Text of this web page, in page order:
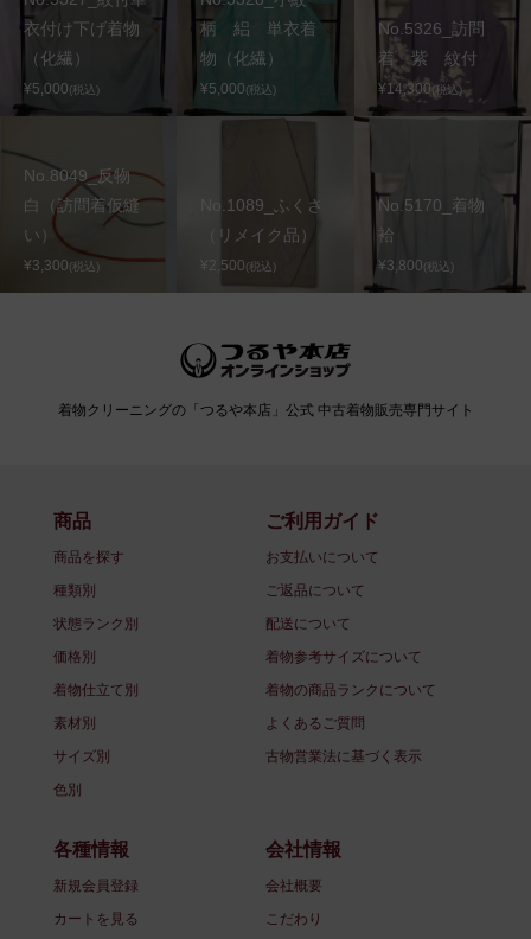
衣付け下げ着物
（化繊）
¥5,000(税込)
柄 絽 単衣着
物（化繊）
¥5,000(税込)
No.5326_訪問
着 紫 紋付
¥14,300(税込)
No.8049_反物
白（訪問着仮縫
い）
¥3,300(税込)
No.1089_ふくさ
（リメイク品）
¥2,500(税込)
No.5170_着物
袷
¥3,800(税込)
着物クリーニングの「つるや本店」公式 中古着物販売専門サイト
商品
商品を探す
種類別
状態ランク別
価格別
着物仕立て別
素材別
サイズ別
色別
ご利用ガイド
お支払いについて
ご返品について
配送について
着物参考サイズについて
着物の商品ランクについて
よくあるご質問
古物営業法に基づく表示
各種情報
新規会員登録
カートを見る
会社情報
会社概要
こだわり